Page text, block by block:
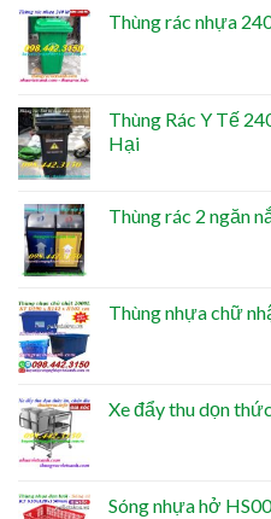
Thùng rác nhựa
Thùng Rác Y Tế
Hại
Thùng rác 2 ngăn
Thùng nhựa chữ
Xe đẩy thu dọn
Sóng nhựa hở